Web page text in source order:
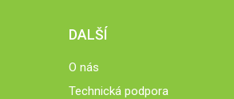
DALŠÍ
O nás
Technická podpora